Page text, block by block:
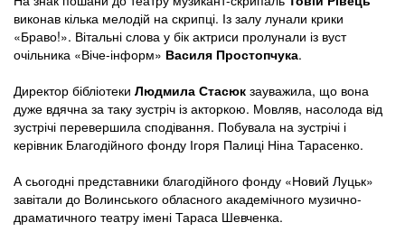
виконав кілька мелодій на скрипці. Із залу лунали крики
«Браво!». Вітальні слова у бік актриси пролунали із вуст
очільника «Віче-інформ» Василя Простопчука.
Директор бібліотеки Людмила Стасюк зауважила, що вона
дуже вдячна за таку зустріч із акторкою. Мовляв, насолода від
зустрічі перевершила сподівання. Побувала на зустрічі і
керівник Благодійного фонду Ігоря Палиці Ніна Тарасенко.
А сьогодні представники благодійного фонду «Новий Луцьк»
завітали до Волинського обласного академічного музично-
драматичного театру імені Тараса Шевченка.